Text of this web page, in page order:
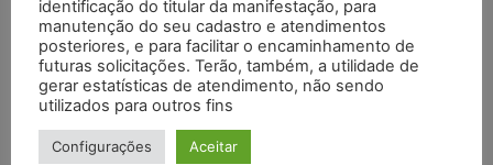
Nome*
E-mail*
identificação do titular da manifestação, para
manutenção do seu cadastro e atendimentos
posteriores, e para facilitar o encaminhamento de
futuras solicitações. Terão, também, a utilidade de
gerar estatísticas de atendimento, não sendo
utilizados para outros fins
Configurações Aceitar